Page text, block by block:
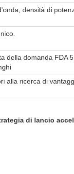
densità di
della domanda FDA
alla ricerca di
di lancio